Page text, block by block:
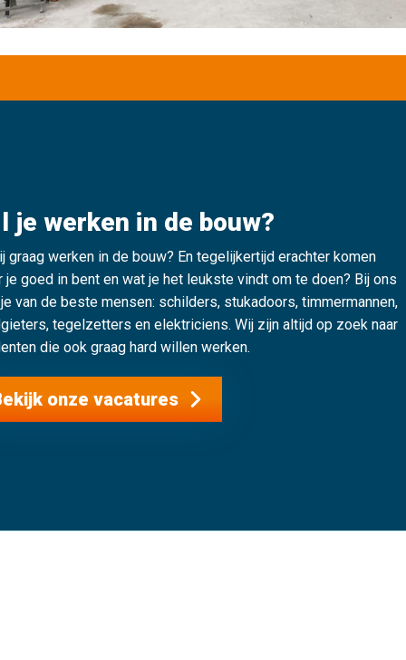
je werken in de bouw?
graag werken in de bouw? En tegelijkertijd erachter komen
je goed in bent en wat je het leukste vindt om te doen? Bij ons
van de beste mensen: schilders, stukadoors, timmermannen,
tegelzetters en elektriciens. Wij zijn altijd op zoek naar
die ook graag hard willen werken.
onze vacatures